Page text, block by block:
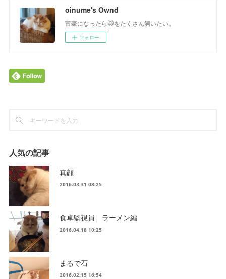
oinume's Ownd
富豪になったら🐱をたくさん飼いたい。
フォロー
人気の記事
真顔
2016.03.31 08:25
食卓監視員 ラーメン編
2016.04.18 10:25
まるで石
2016.02.15 16:54